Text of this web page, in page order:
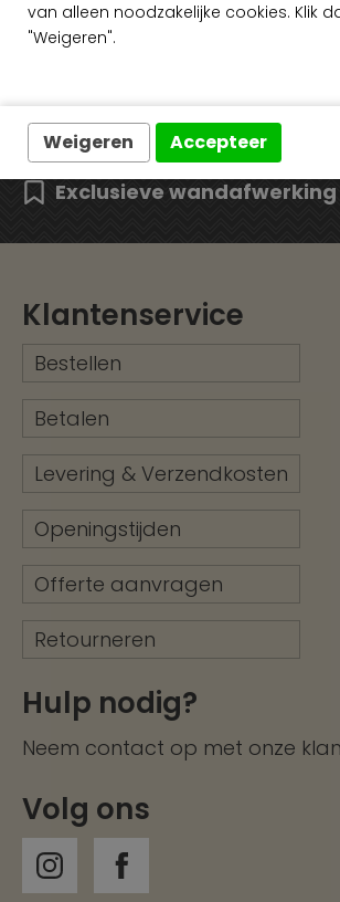
van alleen noodzakelijke cookies. Klik
"Weigeren".
Weigeren Accepteer
Gratis verzending vanaf
Ruim assortiment
Exclusieve wandafwerking
Klantenservice
Bestellen
Betalen
Levering & Verzendkosten
Openingstijden
Offerte aanvragen
Retourneren
Hulp nodig?
Neem contact op met onze
Volg ons